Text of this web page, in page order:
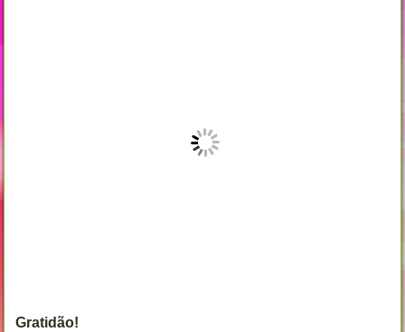
Gratidão!